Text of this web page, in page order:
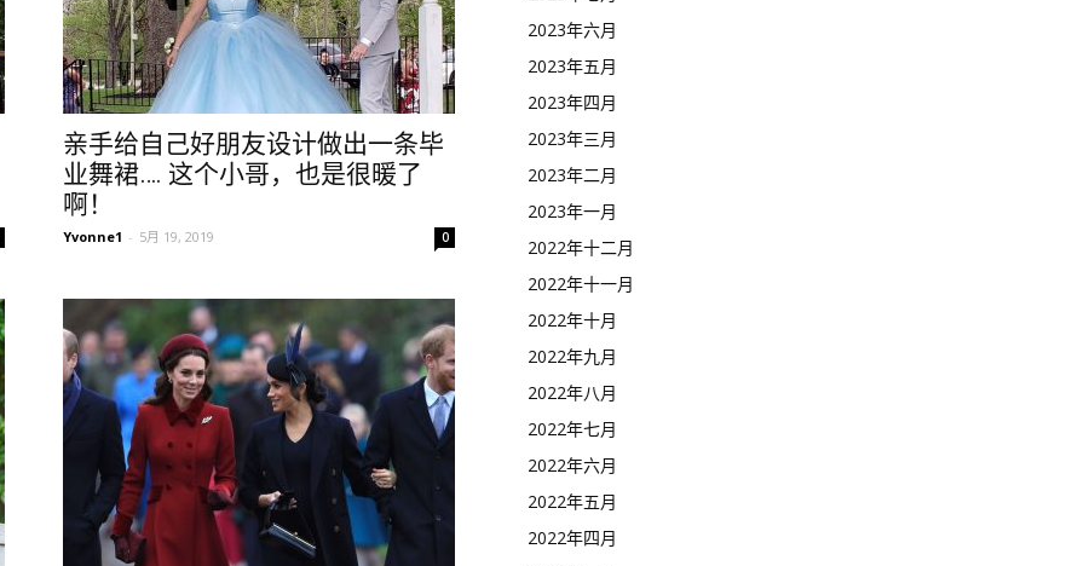
亲手给自己好朋友设计做出一条毕
业舞裙…. 这个小哥，也是很暖了
啊！
Yvonne1 - 5月 19, 2019 0
2023年六月
2023年五月
2023年四月
2023年三月
2023年二月
2023年一月
2022年十二月
2022年十一月
2022年十月
2022年九月
2022年八月
2022年七月
2022年六月
2022年五月
2022年四月